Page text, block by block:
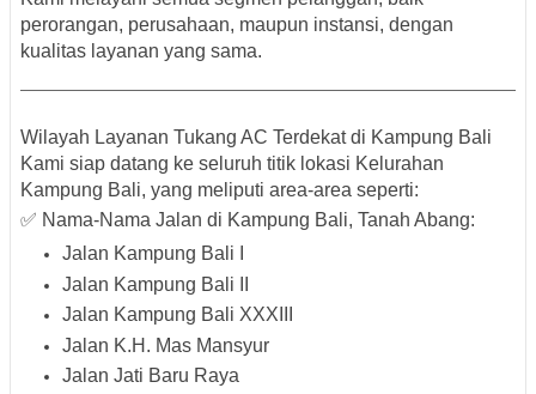
perorangan, perusahaan, maupun instansi, dengan
kualitas layanan yang sama.
Wilayah Layanan Tukang AC Terdekat di Kampung Bali
Kami siap datang ke seluruh titik lokasi Kelurahan
Kampung Bali, yang meliputi area-area seperti:
✅ Nama-Nama Jalan di Kampung Bali, Tanah Abang:
Jalan Kampung Bali I
Jalan Kampung Bali II
Jalan Kampung Bali XXXIII
Jalan K.H. Mas Mansyur
Jalan Jati Baru Raya